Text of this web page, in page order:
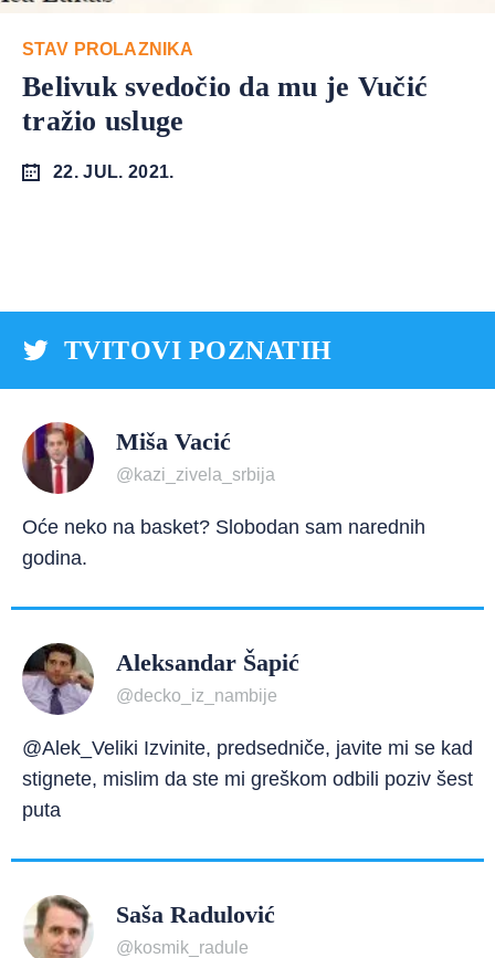
STAV PROLAZNIKA
Belivuk svedočio da mu je Vučić
tražio usluge
22. JUL. 2021.
TVITOVI POZNATIH
Miša Vacić
@kazi_zivela_srbija
Oće neko na basket? Slobodan sam narednih
godina.
Aleksandar Šapić
@decko_iz_nambije
@Alek_Veliki Izvinite, predsedniče, javite mi se kad
stignete, mislim da ste mi greškom odbili poziv šest
puta
Saša Radulović
@kosmik_radule